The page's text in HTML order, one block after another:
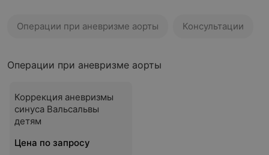
Операции при аневризме аорты Консультации
Операции при аневризме аорты
Коррекция аневризмы
синуса Вальсальвы
детям
Цена по запросу